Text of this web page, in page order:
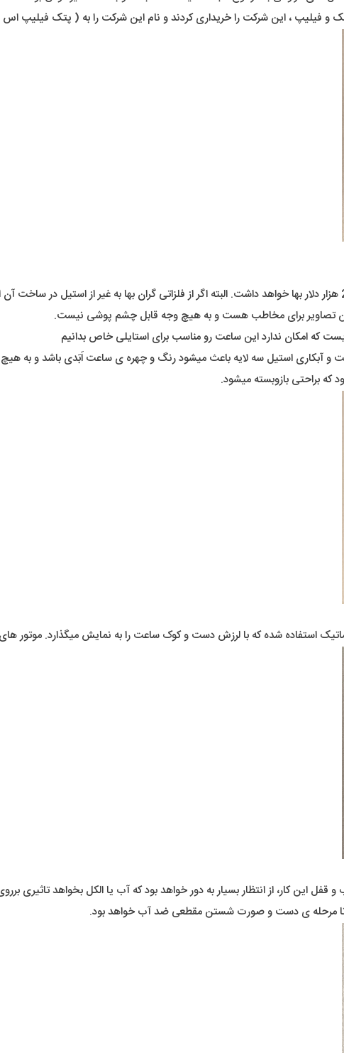
تصاویر برای مخاطب هست و به هیچ وجه قابل چشم پوشی نیست.
که امکان ندارد این ساعت رو مناسب برای استایلی خاص بدانیم
و آبکاری استیل سه لایه باعث میشود رنگ و چهره ی ساعت اَبَدی باشد و به
که براحتی بازوبسته میشود.
شده که با لرزش دست و کوک ساعت را به نمایش میگذارد. موتور های داخل صفحه نیز به 24 ساعت شبانه روز و
و قفل این کار، از انتظار بسیار به دور خواهد بود که آب یا الکل بخواهد تاثیری
تا مرحله ی دست و صورت شستن مقطعی ضد آب خواهد بود.